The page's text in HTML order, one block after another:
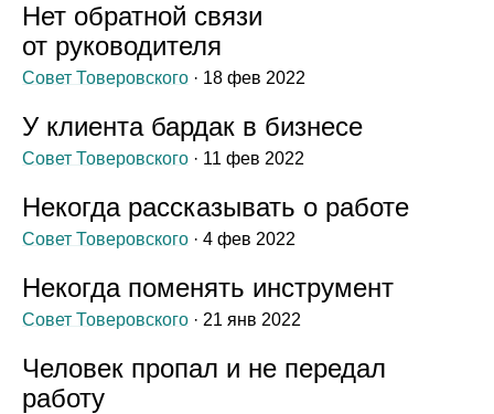
Нет обратной связи
от руководителя
Совет Товеровского · 18 фев 2022
У клиента бардак в бизнесе
Совет Товеровского · 11 фев 2022
Некогда рассказывать о работе
Совет Товеровского · 4 фев 2022
Некогда поменять инструмент
Совет Товеровского · 21 янв 2022
Человек пропал и не передал
работу